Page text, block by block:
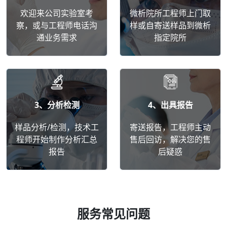
欢迎来公司实验室考
察，或与工程师电话沟
通业务需求
微析院所工程师上门取
样或自寄送样品到微析
指定院所
3、分析检测
样品分析/检测，技术工
程师开始制作分析汇总
报告
4、出具报告
寄送报告，工程师主动
售后回访，解决您的售
后疑惑
服务常见问题